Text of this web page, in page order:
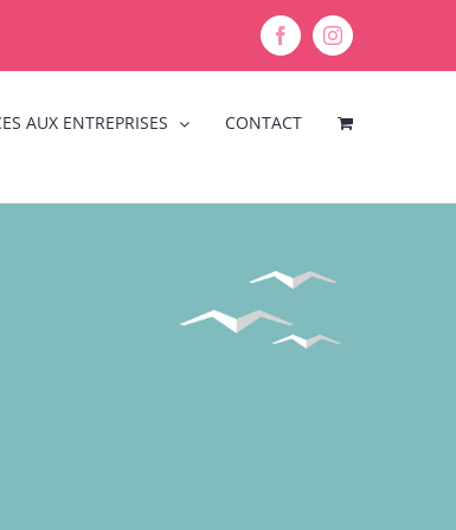
FacebookInstagram
AUX ENTREPRISES CONTACT